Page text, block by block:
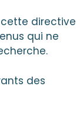
cette directive
qui ne
des